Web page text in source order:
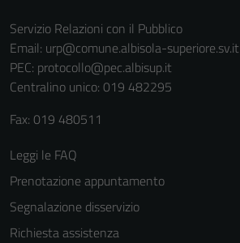
Servizio Relazioni con il Pubblico
Email: urp@comune.albisola-superiore.sv.it
PEC: protocollo@pec.albisup.it
Centralino unico: 019 482295
Fax: 019 480511
Leggi le FAQ
Prenotazione appuntamento
Segnalazione disservizio
Richiesta assistenza